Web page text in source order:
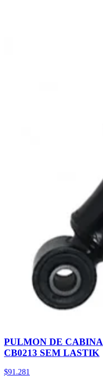
PULMON DE
CB0213 SEM LASTIK
$91.281